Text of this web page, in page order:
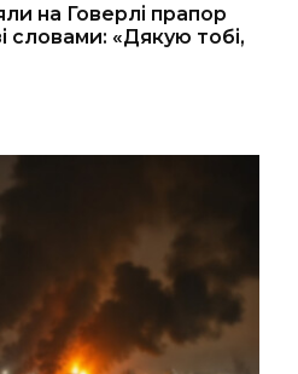
на Говерлі прапор
словами: «Дякую тобі,